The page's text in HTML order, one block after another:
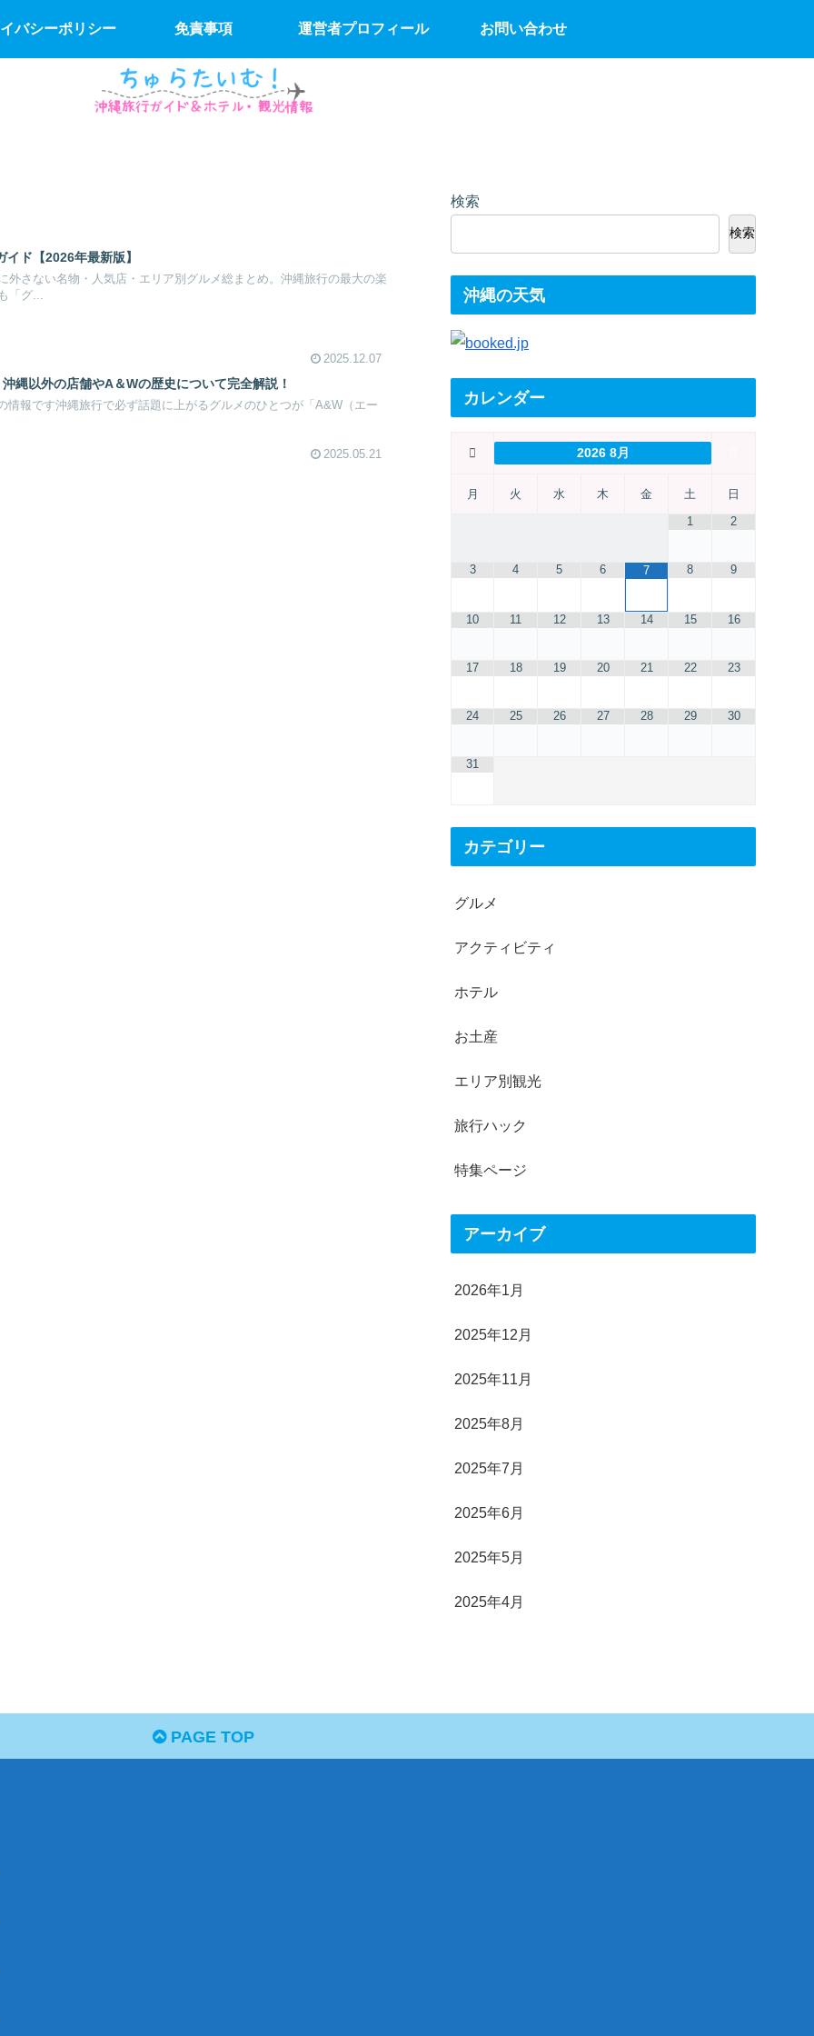
バシーポリシー 免責事項 運営者プロフィール お問い合わせ
ド【2026年最新版】
外さない名物・人気店・エリア別グルメ総まとめ。沖縄旅行の最大の楽
「グ...
2025.12.07
縄以外の店舗やA＆Wの歴史について完全解説！
情報です沖縄旅行で必ず話題に上がるグルメのひとつが「A&W（エー
2025.05.21
検索
検索
沖縄の天気
カレンダー
2026 8月
月 火 水 木 金 土
日
1
2
3 4 5 6 7 8 9
10 11 12 13 14 15 16
17 18 19 20 21 22 23
24 25 26 27 28 29 30
31
カテゴリー
グルメ
アクティビティ
ホテル
お土産
エリア別観光
旅行ハック
特集ページ
アーカイブ
2026年1月
2025年12月
2025年11月
2025年8月
2025年7月
2025年6月
2025年5月
2025年4月
PAGE TOP